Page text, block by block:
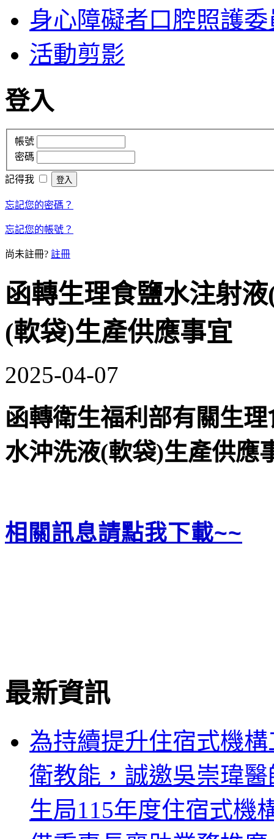
身心障礙者口腔照護委
活動剪影
登入
帳號
密碼
記得我
忘記您的密碼？
忘記您的帳號？
尚未註冊? 註冊
函轉生理食鹽水注射
(軟袋)生產供應事宜
2025-04-07
函轉衛生福利部有關生
水沖洗液(軟袋)生產供應
相關訊息請點我下載~~
最新資訊
為持續提升住宿式機
衛教能，誠邀吳崇瑋
生局115年度住宿式機